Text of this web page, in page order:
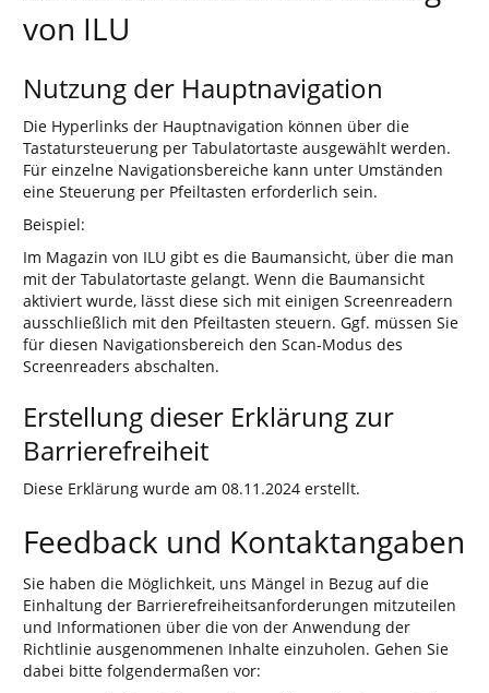
von ILU
Nutzung der Hauptnavigation
Die Hyperlinks der Hauptnavigation können über die
Tastatursteuerung per Tabulatortaste ausgewählt werden.
Für einzelne Navigationsbereiche kann unter Umständen
eine Steuerung per Pfeiltasten erforderlich sein.
Beispiel:
Im Magazin von ILU gibt es die Baumansicht, über die man
mit der Tabulatortaste gelangt. Wenn die Baumansicht
aktiviert wurde, lässt diese sich mit einigen Screenreadern
ausschließlich mit den Pfeiltasten steuern. Ggf. müssen Sie
für diesen Navigationsbereich den Scan-Modus des
Screenreaders abschalten.
Erstellung dieser Erklärung zur
Barrierefreiheit
Diese Erklärung wurde am 08.11.2024 erstellt.
Feedback und Kontaktangaben
Sie haben die Möglichkeit, uns Mängel in Bezug auf die
Einhaltung der Barrierefreiheitsanforderungen mitzuteilen
und Informationen über die von der Anwendung der
Richtlinie ausgenommenen Inhalte einzuholen. Gehen Sie
dabei bitte folgendermaßen vor: